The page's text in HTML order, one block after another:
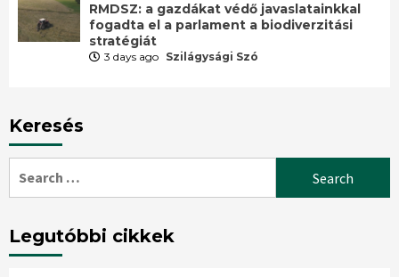
RMDSZ: a gazdákat védő javaslatainkkal
fogadta el a parlament a biodiverzitási
stratégiát
3 days ago Szilágysági Szó
Keresés
Legutóbbi cikkek